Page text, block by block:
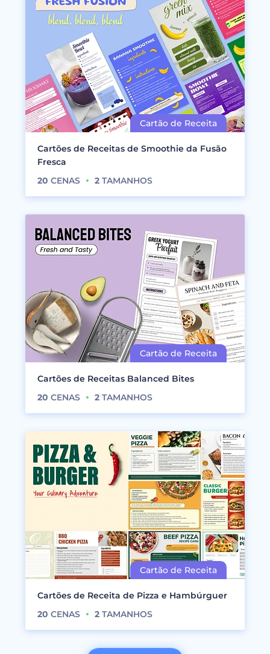
Cartões de Receitas de Smoothie da Fusão
Fresca
20 CENAS 2 TAMANHOS
Cartões de Receitas Balanced Bites
20 CENAS 2 TAMANHOS
Cartões de Receita de Pizza e Hambúrguer
20 CENAS 2 TAMANHOS